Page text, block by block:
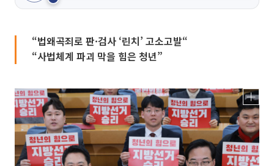
“법왜곡죄로 판·검사 ‘린치’ 고소고발“
“사법체계 파괴 막을 힘은 청년”